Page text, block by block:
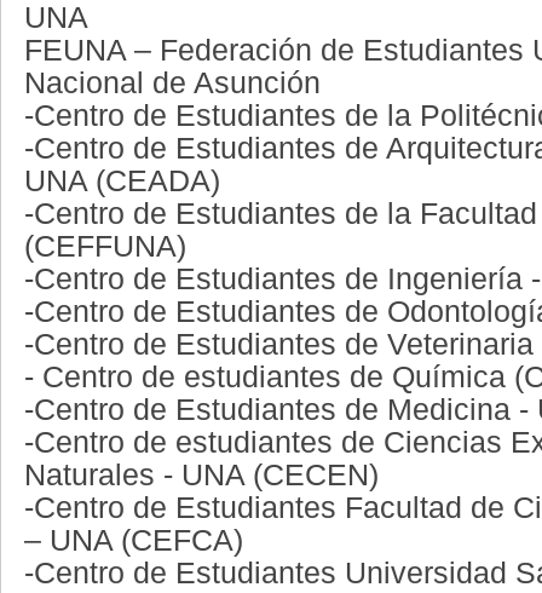
UNA
FEUNA – Federación de Estudiantes
Nacional de Asunción
-Centro de Estudiantes de la
-Centro de Estudiantes de
UNA (CEADA)
-Centro de Estudiantes de la
(CEFFUNA)
-Centro de Estudiantes de Ingeniería
-Centro de Estudiantes de
-Centro de Estudiantes de Veterinaria
- Centro de estudiantes de Química
-Centro de Estudiantes de Medicina -
-Centro de estudiantes de Ciencias
Naturales - UNA (CECEN)
-Centro de Estudiantes Facultad de
– UNA (CEFCA)
-Centro de Estudiantes Universidad